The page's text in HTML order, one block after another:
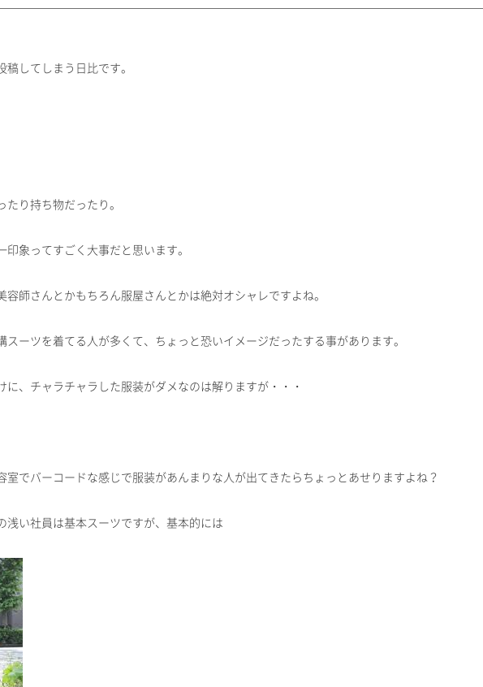
してしまう日比です。
り持ち物だったり。
象ってすごく大事だと思います。
容師さんとかもちろん服屋さんとかは絶対オシャレですよね。
スーツを着てる人が多くて、ちょっと恐いイメージだったする事があります。
に、チャラチャラした服装がダメなのは解りますが・・・
室でバーコードな感じで服装があんまりな人が出てきたらちょっとあせりますよね？
浅い社員は基本スーツですが、基本的には